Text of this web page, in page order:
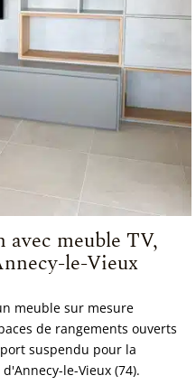
avec meuble TV,
le-Vieux
meuble sur mesure
de rangements ouverts
suspendu pour la
le-Vieux (74).